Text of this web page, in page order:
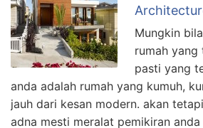
Mungkin
rumah
pasti yang
anda adalah rumah yang kumuh,
jauh dari kesan modern. akan
adna mesti meralat pemikiran